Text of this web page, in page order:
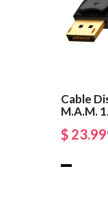
Cable
M.A.M.
$